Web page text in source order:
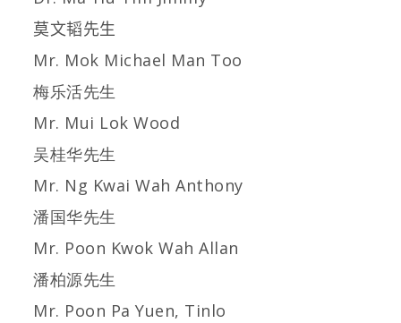
莫文韬先生
Mr. Mok Michael Man Too
梅乐活先生
Mr. Mui Lok Wood
吴桂华先生
Mr. Ng Kwai Wah Anthony
潘国华先生
Mr. Poon Kwok Wah Allan
潘柏源先生
Mr. Poon Pa Yuen, Tinlo